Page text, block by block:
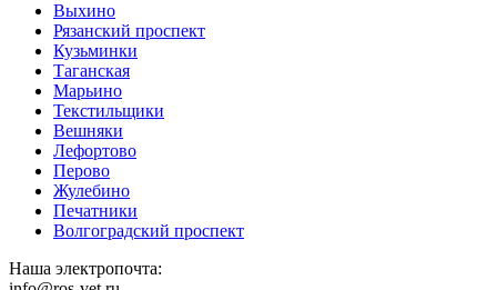
Выхино
Рязанский проспект
Кузьминки
Таганская
Марьино
Текстильщики
Вешняки
Лефортово
Перово
Жулебино
Печатники
Волгоградский проспект
Наша электропочта: